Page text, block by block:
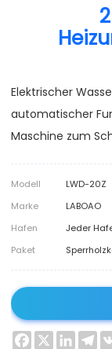
Elektrischer
automatischer
Maschine zum
Modell
LWD-20Z
Marke
LABOAO
Hafen
Jeder
Paket
Facebook
X